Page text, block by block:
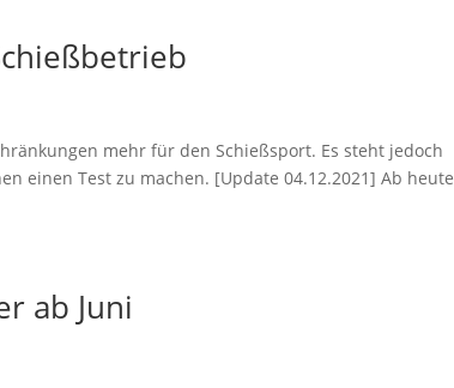
mehr für den Schießsport. Es steht jedoch
einen Test zu machen. [Update 04.12.2021] Ab heute
ab Juni